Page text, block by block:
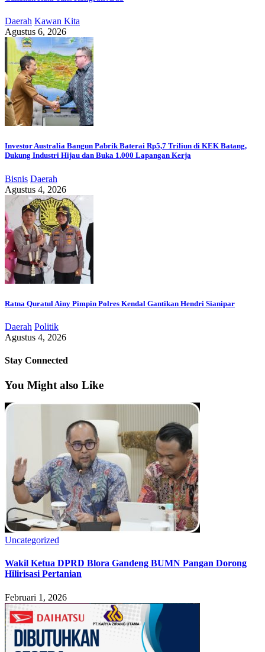
Daerah Kawan Kita
Agustus 6, 2026
Investor Australia Bangun Pabrik Baterai Rp5,7 Triliun di KEK Batang,
Dukung Industri Hijau dan Buka 1.000 Lapangan Kerja
Bisnis Daerah
Agustus 4, 2026
Ratna Quratul Ainy Pimpin Polres Kendal Gantikan Hendri Sianipar
Daerah Politik
Agustus 4, 2026
Stay Connected
You Might also Like
Uncategorized
Wakil Ketua DPRD Blora Gandeng BUMN Pangan Dorong
Hilirisasi Pertanian
Februari 1, 2026